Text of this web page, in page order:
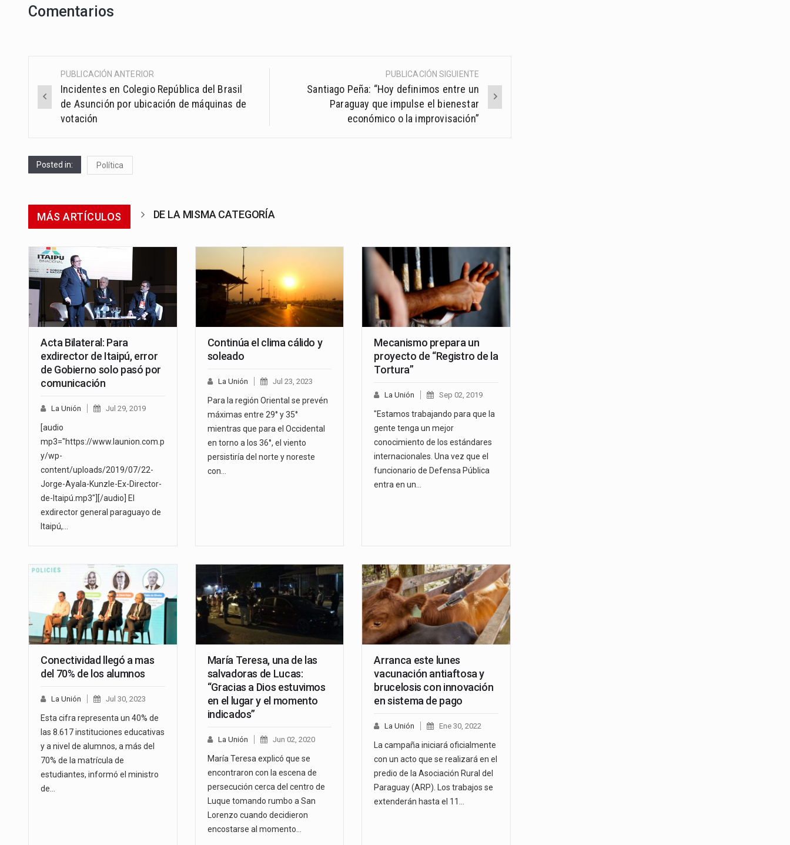
Comentarios
Post
navigation
PUBLICACIÓN ANTERIOR
Incidentes en Colegio República del Brasil
de Asunción por ubicación de máquinas de
votación
PUBLICACIÓN SIGUIENTE
Santiago Peña: “Hoy definimos entre un
Paraguay que impulse el bienestar
económico o la improvisación”
Posted in: Política
MÁS ARTÍCULOS DE LA MISMA CATEGORÍA
Acta Bilateral: Para
exdirector de Itaipú, error
de Gobierno solo pasó por
comunicación
La Unión Jul 29, 2019
[audio
mp3="https://www.launion.com.p
y/wp-
content/uploads/2019/07/22-
Jorge-Ayala-Kunzle-Ex-Director-
de-Itaipú.mp3"][/audio] El
exdirector general paraguayo de
Itaipú,…
Continúa el clima cálido y
soleado
La Unión Jul 23, 2023
Para la región Oriental se prevén
máximas entre 29° y 35°
mientras que para el Occidental
en torno a los 36°, el viento
persistiría del norte y noreste
con…
Mecanismo prepara un
proyecto de “Registro de la
Tortura”
La Unión Sep 02, 2019
"Estamos trabajando para que la
gente tenga un mejor
conocimiento de los estándares
internacionales. Una vez que el
funcionario de Defensa Pública
entra en un…
Conectividad llegó a mas
del 70% de los alumnos
La Unión Jul 30, 2023
Esta cifra representa un 40% de
las 8.617 instituciones educativas
y a nivel de alumnos, a más del
70% de la matrícula de
estudiantes, informó el ministro
de…
María Teresa, una de las
salvadoras de Lucas:
“Gracias a Dios estuvimos
en el lugar y el momento
indicados”
La Unión Jun 02, 2020
María Teresa explicó que se
encontraron con la escena de
persecución cerca del centro de
Luque tomando rumbo a San
Lorenzo cuando decidieron
encostarse al momento…
Arranca este lunes
vacunación antiaftosa y
brucelosis con innovación
en sistema de pago
La Unión Ene 30, 2022
La campaña iniciará oficialmente
con un acto que se realizará en el
predio de la Asociación Rural del
Paraguay (ARP). Los trabajos se
extenderán hasta el 11…